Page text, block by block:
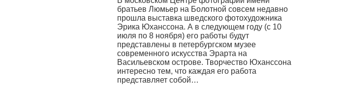
братьев Люмьер на Болотной совсем недавно
прошла выставка шведского фотохудожника
Эрика Юханссона. А в следующем году (с 10
июля по 8 ноября) его работы будут
представлены в петербургском музее
современного искусства Эрарта на
Васильевском острове. Творчество Юханссона
интересно тем, что каждая его работа
представляет собой…